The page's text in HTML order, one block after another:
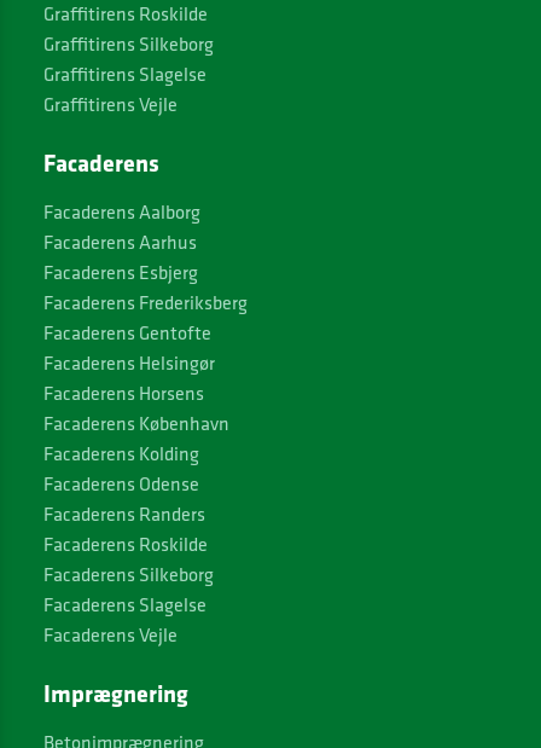
Graffitirens Roskilde
Graffitirens Silkeborg
Graffitirens Slagelse
Graffitirens Vejle
Facaderens
Facaderens Aalborg
Facaderens Aarhus
Facaderens Esbjerg
Facaderens Frederiksberg
Facaderens Gentofte
Facaderens Helsingør
Facaderens Horsens
Facaderens København
Facaderens Kolding
Facaderens Odense
Facaderens Randers
Facaderens Roskilde
Facaderens Silkeborg
Facaderens Slagelse
Facaderens Vejle
Imprægnering
Betonimprægnering